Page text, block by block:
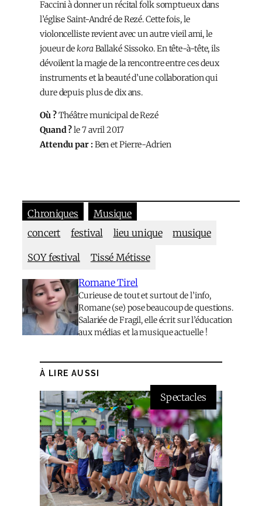
Faccini à donner un récital folk somptueux dans
l’église Saint-André de Rezé. Cette fois, le
violoncelliste revient avec un autre vieil ami, le
joueur de koraBallaké Sissoko. En tête-à-tête, ils
dévoilent la magie de la rencontre entre ces deux
instruments et la beauté d’une collaboration qui
dure depuis plus de dix ans.
Où ?Théâtre municipal de Rezé
Quand ?le 7 avril 2017
Attendu par :Ben et Pierre-Adrien
Chroniques
Musique
concert
festival lieu unique musique
SOY festival Tissé Métisse
Romane Tirel
Curieuse de tout et surtout de l’info,
Romane (se) pose beaucoup de questions.
Salariée de Fragil, elle écrit sur l’éducation
aux médias et la musique actuelle !
À LIRE AUSSI
Spectacles